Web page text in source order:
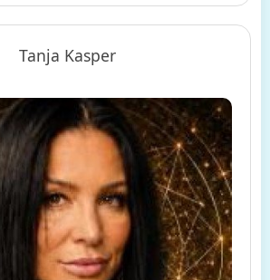
Tanja Kasper